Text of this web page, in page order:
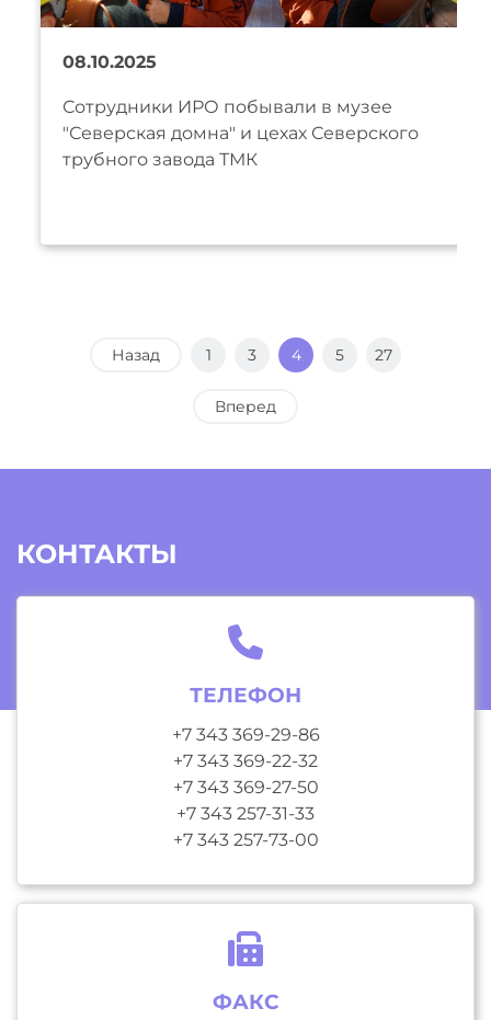
08.10.2025
Сотрудники ИРО побывали в музее
"Северская домна" и цехах Северского
трубного завода ТМК
Назад 1 3 4 5 27
Вперед
КОНТАКТЫ
ТЕЛЕФОН
+7 343 369-29-86
+7 343 369-22-32
+7 343 369-27-50
+7 343 257-31-33
+7 343 257-73-00
ФАКС